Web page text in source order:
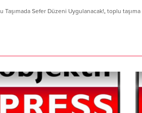
Taşımada Sefer Düzeni Uygulanacak!, toplu taşıma